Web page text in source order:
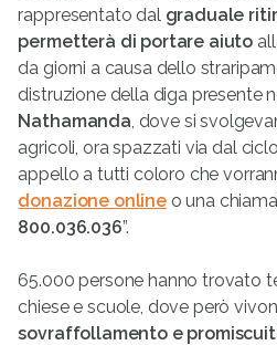
rappresentato dal graduale
permetterà di portare aiuto
da giorni a causa dello
distruzione della diga presente
Nathamanda , dove si
agricoli, ora spazzati via dal
appello a tutti coloro che
donazione onlineo una
800.036.036”.
65.000 persone hanno trovato
chiese e scuole, dove però
sovraffollamento e